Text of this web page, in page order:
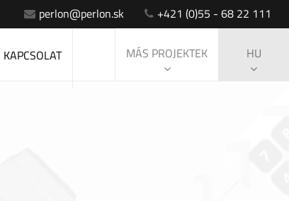
perlon@perlon.sk +421 (0)55 - 68 22 111
KAPCSOLAT MÁS PROJEKTEK HU